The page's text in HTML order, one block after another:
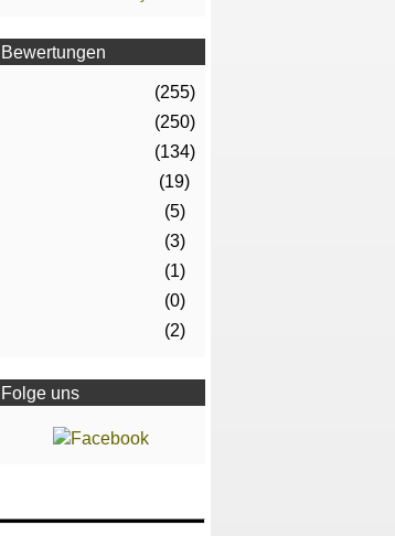
Bewertungen
(255)
(250)
(134)
(19)
(5)
(3)
(1)
(0)
(2)
Folge uns